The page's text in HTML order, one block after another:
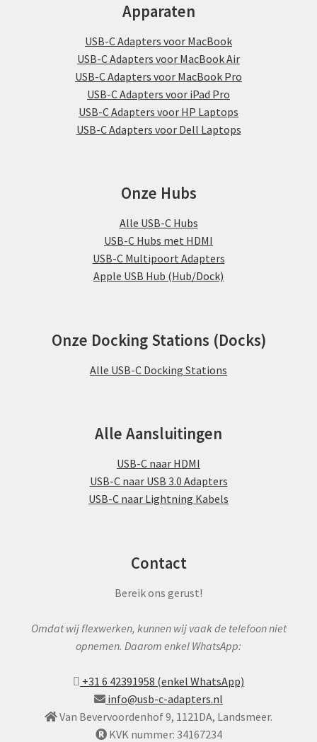
Apparaten
USB-C Adapters voor MacBook
USB-C Adapters voor MacBook Air
USB-C Adapters voor MacBook Pro
USB-C Adapters voor iPad Pro
USB-C Adapters voor HP Laptops
USB-C Adapters voor Dell Laptops
Onze Hubs
Alle USB-C Hubs
USB-C Hubs met HDMI
USB-C Multipoort Adapters
Apple USB Hub (Hub/Dock)
Onze Docking Stations (Docks)
Alle USB-C Docking Stations
Alle Aansluitingen
USB-C naar HDMI
USB-C naar USB 3.0 Adapters
USB-C naar Lightning Kabels
Contact
Bereik ons gerust!
Omdat wij flexwerken, kunnen wij vaak de telefoon niet
opnemen. Daarom enkel WhatsApp:
+31 6 42391958 (enkel WhatsApp)
info@usb-c-adapters.nl
Van Bevervoordenhof 9, 1121DA, Landsmeer.
KVK nummer: 34167234